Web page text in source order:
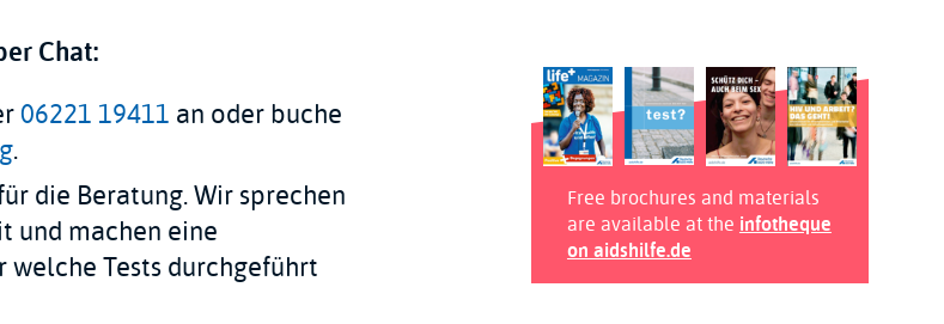
Chat:
06221 19411 an oder buche
.
die Beratung. Wir sprechen
und machen eine
welche Tests durchgeführt
Free brochures and materials
are available at the infotheque
on aidshilfe.de